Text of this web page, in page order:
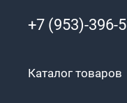
+7 (953)-396-
Каталог товаров